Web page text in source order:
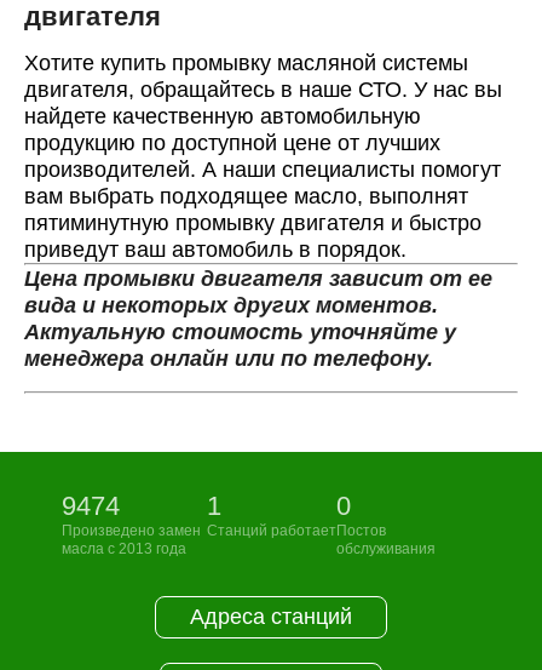
двигателя
Хотите купить промывку масляной системы
двигателя, обращайтесь в наше СТО. У нас вы
найдете качественную автомобильную
продукцию по доступной цене от лучших
производителей. А наши специалисты помогут
вам выбрать подходящее масло, выполнят
пятиминутную промывку двигателя и быстро
приведут ваш автомобиль в порядок.
Цена промывки двигателя зависит от ее
вида и некоторых других моментов.
Актуальную стоимость уточняйте у
менеджера онлайн или по телефону.
9474
Произведено замен
масла с 2013 года
1
Станций работает
0
Постов
обслуживания
Адреса станций